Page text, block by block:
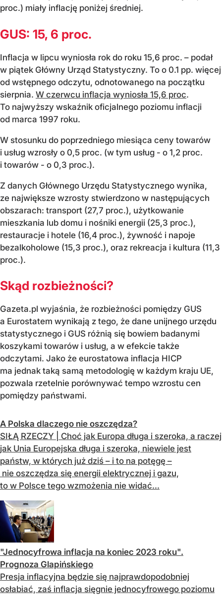
proc.) miały inflację poniżej średniej.
GUS: 15, 6 proc.
Inflacja w lipcu wyniosła rok do roku 15,6 proc. – podał
w piątek Główny Urząd Statystyczny. To o 0.1 pp. więcej
od wstępnego odczytu, odnotowanego na początku
sierpnia. W czerwcu inflacja wyniosła 15,6 proc.
To najwyższy wskaźnik oficjalnego poziomu inflacji
od marca 1997 roku.
W stosunku do poprzedniego miesiąca ceny towarów
i usług wzrosły o 0,5 proc. (w tym usług - o 1,2 proc.
i towarów - o 0,3 proc.).
Z danych Głównego Urzędu Statystycznego wynika,
ze największe wzrosty stwierdzono w następujących
obszarach: transport (27,7 proc.), użytkowanie
mieszkania lub domu i nośniki energii (25,3 proc.),
restauracje i hotele (16,4 proc.), żywność i napoje
bezalkoholowe (15,3 proc.), oraz rekreacja i kultura (11,3
proc.).
Skąd rozbieżności?
Gazeta.pl wyjaśnia, że rozbieżności pomiędzy GUS
a Eurostatem wynikają z tego, że dane unijnego urzędu
statystycznego i GUS różnią się bowiem badanymi
koszykami towarów i usług, a w efekcie także
odczytami. Jako że eurostatowa inflacja HICP
ma jednak taką samą metodologię w każdym kraju UE,
pozwala rzetelnie porównywać tempo wzrostu cen
pomiędzy państwami.
A Polska dlaczego nie oszczędza?
SIŁĄ RZECZY | Choć jak Europa długa i szeroka, a raczej
jak Unia Europejska długa i szeroka, niewiele jest
państw, w których już dziś – i to na potęgę –
nie oszczędza się energii elektrycznej i gazu,
to w Polsce tego wzmożenia nie widać...
"Jednocyfrowa inflacja na koniec 2023 roku".
Prognoza Glapińskiego
Presja inflacyjna będzie się najprawdopodobniej
osłabiać, zaś inflacja sięgnie jednocyfrowego poziomu